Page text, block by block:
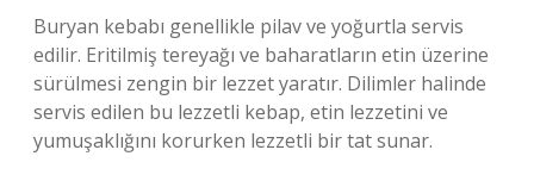
Buryan kebabı genellikle pilav ve yoğurtla servis
edilir. Eritilmiş tereyağı ve baharatların etin üzerine
sürülmesi zengin bir lezzet yaratır. Dilimler halinde
servis edilen bu lezzetli kebap, etin lezzetini ve
yumuşaklığını korurken lezzetli bir tat sunar.